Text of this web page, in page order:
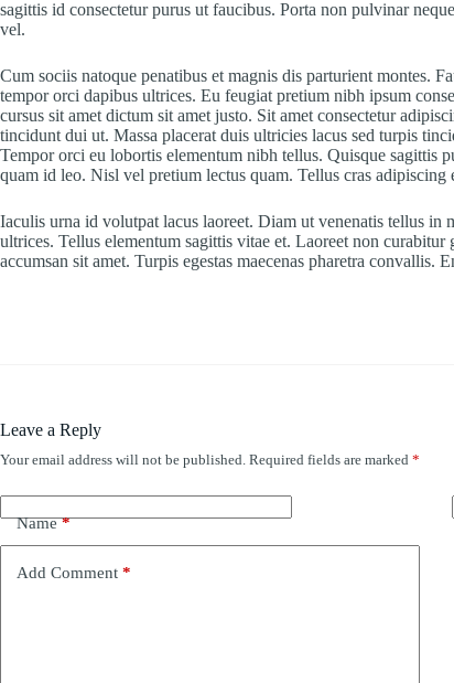
sagittis id consectetur purus ut faucibus. Porta non pulvinar
vel.
Cum sociis natoque penatibus et magnis dis parturient montes.
tempor orci dapibus ultrices. Eu feugiat pretium nibh ipsum
cursus sit amet dictum sit amet justo. Sit amet consectetur
tincidunt dui ut. Massa placerat duis ultricies lacus sed turpis
Tempor orci eu lobortis elementum nibh tellus. Quisque sagittis
quam id leo. Nisl vel pretium lectus quam. Tellus cras adipiscing
Iaculis urna id volutpat lacus laoreet. Diam ut venenatis tellus in
ultrices. Tellus elementum sagittis vitae et. Laoreet non
accumsan sit amet. Turpis egestas maecenas pharetra
Leave a Reply
Your email address will not be published. Required fields are marked *
Name*
Add Comment *